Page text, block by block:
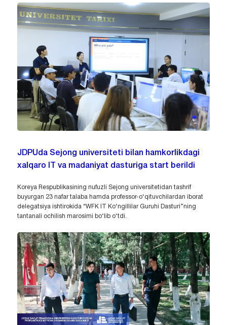
JDPUda Sejong universiteti bilan hamkorlikdagi
xalqaro IT va madaniyat dasturiga start berildi
Koreya Respublikasining nufuzli Sejong universitetidan tashrif
buyurgan 23 nafar talaba hamda professor-o‘qituvchilardan iborat
delegatsiya ishtirokida “WFK IT Ko‘ngillilar Guruhi Dasturi”ning
tantanali ochilish marosimi bo‘lib o‘tdi.